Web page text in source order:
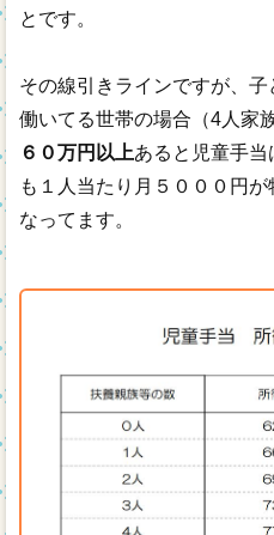
とです。
その線引きラインですが、
働いてる世帯の場合（4人家
６０万円以上あると児童手
も１人当たり月５０００円
なってます。